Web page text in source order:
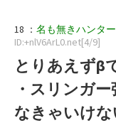
18 ： 名も無きハンター
ID:+nlV6ArL0.net[4/9]
とりあえずβ
・スリンガ
なきゃいけ